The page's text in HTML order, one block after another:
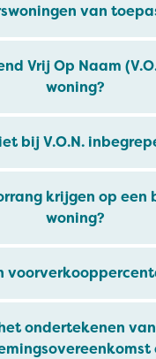
van
Vrij Op Naam
woning?
bij V.O.N.
krijgen op een
woning?
ondertekenen